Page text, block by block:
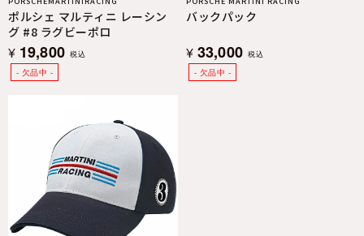
ポルシェ マルティニ レーシン
グ #8 ラグビーポロ
¥ 19,800 税込
バックパック
¥ 33,000 税込